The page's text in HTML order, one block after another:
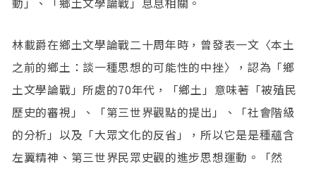
林載爵在鄉土文學論戰二十周年時，曾發表一文〈本土
之前的鄉土：談一種思想的可能性的中挫〉，認為「鄉
土文學論戰」所處的70年代，「鄉土」意味著「被殖民
歷史的審視」、「第三世界觀點的提出」、「社會階級
的分析」以及「大眾文化的反省」，所以它是是種蘊含
左翼精神、第三世界民眾史觀的進步思想運動。「然